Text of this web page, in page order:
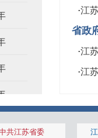
·江
省政
·江
·江
共江苏省委